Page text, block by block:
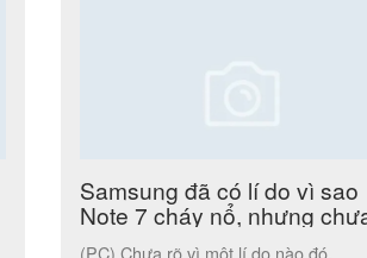
Samsung đã có lí do vì sao
Note 7 cháy nổ, nhưng
thể công bố
(PC) Chưa rõ vì một lí do nào đó,